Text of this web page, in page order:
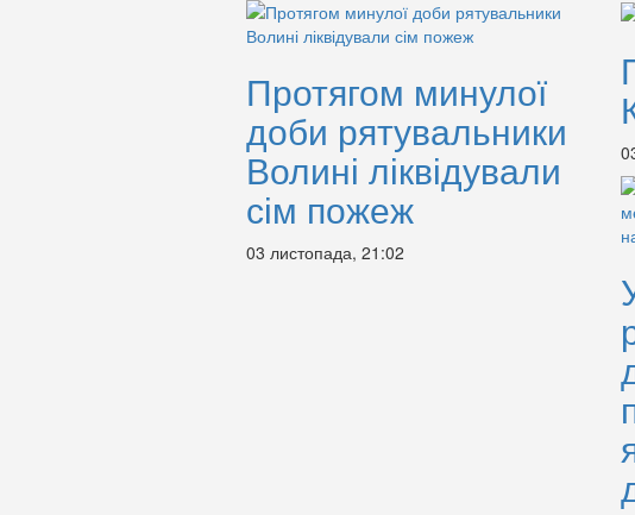
Протягом минулої
доби рятувальники
Волині ліквідували
сім пожеж
03 листопада, 21:02